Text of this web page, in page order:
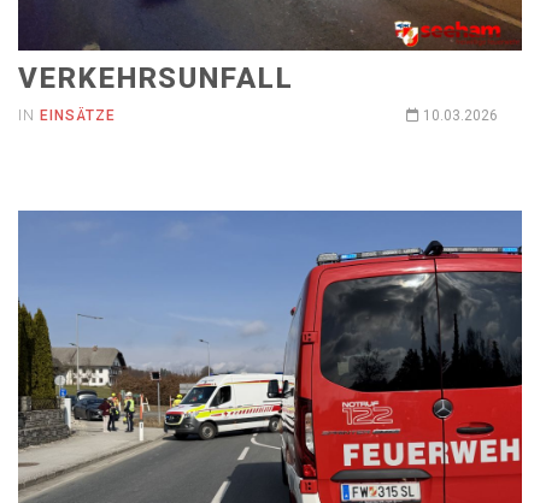
VERKEHRSUNFALL
IN EINSÄTZE 10.03.2026